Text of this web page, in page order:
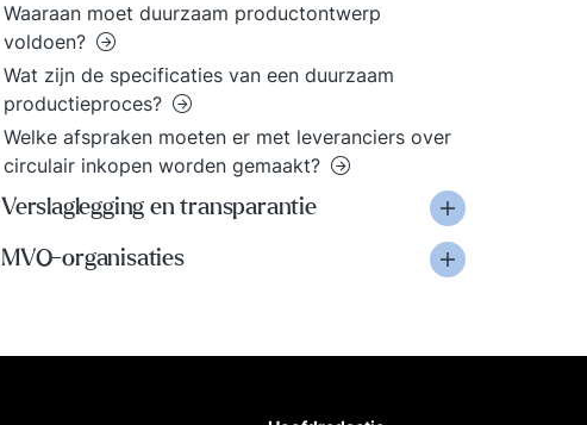
Waaraan moet duurzaam productontwerp
voldoen?
Wat zijn de specificaties van een duurzaam
productieproces?
Welke afspraken moeten er met leveranciers over
circulair inkopen worden gemaakt?
Verslaglegging en transparantie
MVO-organisaties